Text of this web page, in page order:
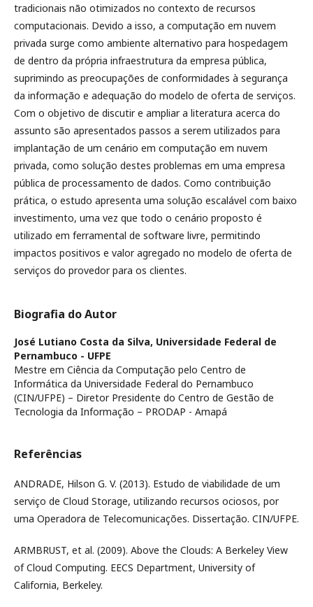
tradicionais não otimizados no contexto de recursos
computacionais. Devido a isso, a computação em nuvem
privada surge como ambiente alternativo para hospedagem
de dentro da própria infraestrutura da empresa pública,
suprimindo as preocupações de conformidades à segurança
da informação e adequação do modelo de oferta de serviços.
Com o objetivo de discutir e ampliar a literatura acerca do
assunto são apresentados passos a serem utilizados para
implantação de um cenário em computação em nuvem
privada, como solução destes problemas em uma empresa
pública de processamento de dados. Como contribuição
prática, o estudo apresenta uma solução escalável com baixo
investimento, uma vez que todo o cenário proposto é
utilizado em ferramental de software livre, permitindo
impactos positivos e valor agregado no modelo de oferta de
serviços do provedor para os clientes.
Biografia do Autor
José Lutiano Costa da Silva, Universidade Federal de
Pernambuco - UFPE
Mestre em Ciência da Computação pelo Centro de
Informática da Universidade Federal do Pernambuco
(CIN/UFPE) – Diretor Presidente do Centro de Gestão de
Tecnologia da Informação – PRODAP - Amapá
Referências
ANDRADE, Hilson G. V. (2013). Estudo de viabilidade de um
serviço de Cloud Storage, utilizando recursos ociosos, por
uma Operadora de Telecomunicações. Dissertação. CIN/UFPE.
ARMBRUST, et al. (2009). Above the Clouds: A Berkeley View
of Cloud Computing. EECS Department, University of
California, Berkeley.